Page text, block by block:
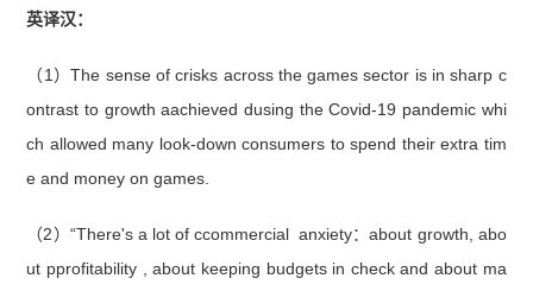
英译汉：
（1）The sense of crisks across the games sector is in sharp c
ontrast to growth aachieved dusing the Covid-19 pandemic whi
ch allowed many look-down consumers to spend their extra tim
e and money on games.
（2）“There's a lot of ccommercial anxiety：about growth, abo
ut pprofitability , about keeping budgets in check and about ma